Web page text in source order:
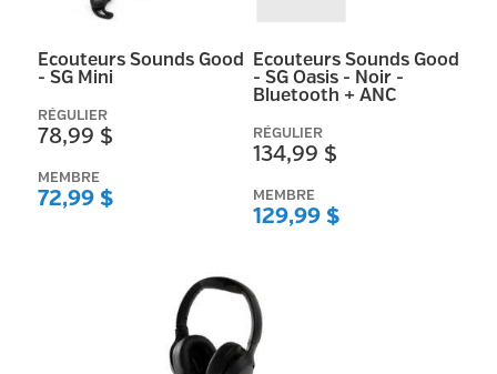
Ecouteurs Sounds Good
- SG Mini
RÉGULIER
78,99 $
MEMBRE
72,99 $
Ecouteurs Sounds Good
- SG Oasis - Noir -
Bluetooth + ANC
RÉGULIER
134,99 $
MEMBRE
129,99 $